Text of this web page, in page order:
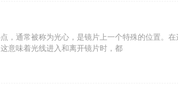
，通常被称为光心，是镜片上一个特殊的位置。在
意味着光线进入和离开镜片时，都